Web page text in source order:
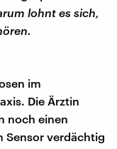
lohnt es sich,
im
Die Ärztin
noch einen
Sensor verdächtig